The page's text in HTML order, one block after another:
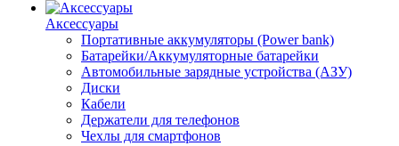
Аксессуары
Портативные аккумуляторы (Power bank)
Батарейки/Аккумуляторные батарейки
Автомобильные зарядные устройства (АЗУ)
Диски
Кабели
Держатели для телефонов
Чехлы для смартфонов